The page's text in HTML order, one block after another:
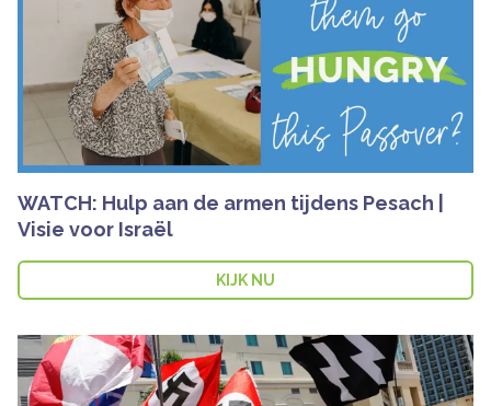
WATCH: Hulp aan de armen tijdens Pesach |
Visie voor Israël
KIJK NU